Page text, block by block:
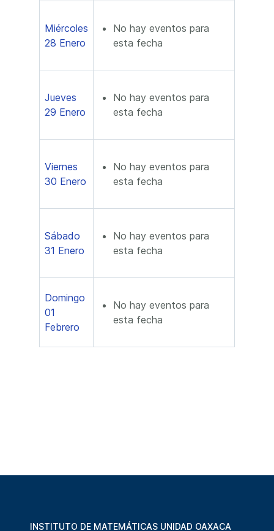
Miércoles
28 Enero
No hay eventos para
esta fecha
Jueves
29 Enero
No hay eventos para
esta fecha
Viernes
30 Enero
No hay eventos para
esta fecha
Sábado
31 Enero
No hay eventos para
esta fecha
Domingo
01
Febrero
No hay eventos para
esta fecha
INSTITUTO DE MATEMÁTICAS UNIDAD OAXACA